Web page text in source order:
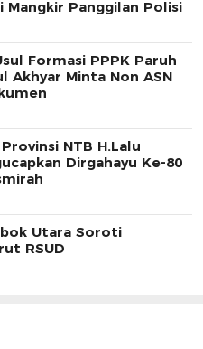
Mangkir Panggilan Polisi
Formasi PPPK Paruh
Akhyar Minta Non ASN
NTB H.Lalu
Dirgahayu Ke-80
Utara Soroti
RSUD